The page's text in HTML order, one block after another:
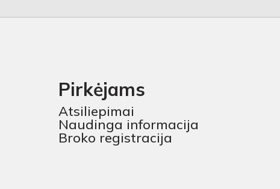
Pirkėjams
Atsiliepimai
Naudinga informacija
Broko registracija